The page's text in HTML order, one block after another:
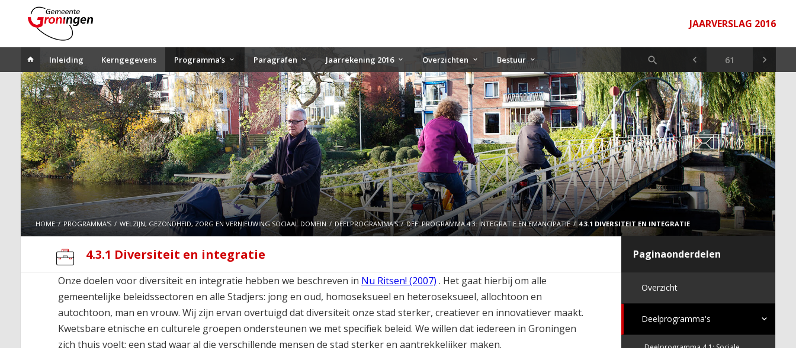
JAARVERSLAG 2016
Inleiding Kerngegevens Programma's Paragrafen Jaarrekening 2016 Overzichten Bestuur
HOME PROGRAMMA'S WELZIJN, GEZONDHEID, ZORG EN VERNIEUWING SOCIAAL DOMEIN DEELPROGRAMMA'S DEELPROGRAMMA 4.3: INTEGRATIE EN EMANCIPATIE 4.3.1 DIVERSITEIT EN INTEGRATIE
Paginaonderdelen
Overzicht
Deelprogramma's
4.3.1 Diversiteit en integratie
Onze doelen voor diversiteit en integratie hebben we beschreven in Nu Ritsen! (2007) . Het gaat hierbij om alle
gemeentelijke beleidssectoren en alle Stadjers: jong en oud, homoseksueel en heteroseksueel, allochtoon en
autochtoon, man en vrouw. Wij zijn ervan overtuigd dat diversiteit onze stad sterker, creatiever en innovatiever maakt.
Kwetsbare etnische en culturele groepen ondersteunen we met specifiek beleid. We willen dat iedereen in Groningen
zich thuis voelt; een stad waar al die verschillende mensen de stad sterker en aantrekkelijker maken.